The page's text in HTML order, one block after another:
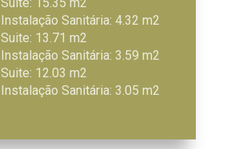
Suite: 15.35 m2
Instalação Sanitária: 4.32 m2
Suite: 13.71 m2
Instalação Sanitária: 3.59 m2
Suite: 12.03 m2
Instalação Sanitária: 3.05 m2